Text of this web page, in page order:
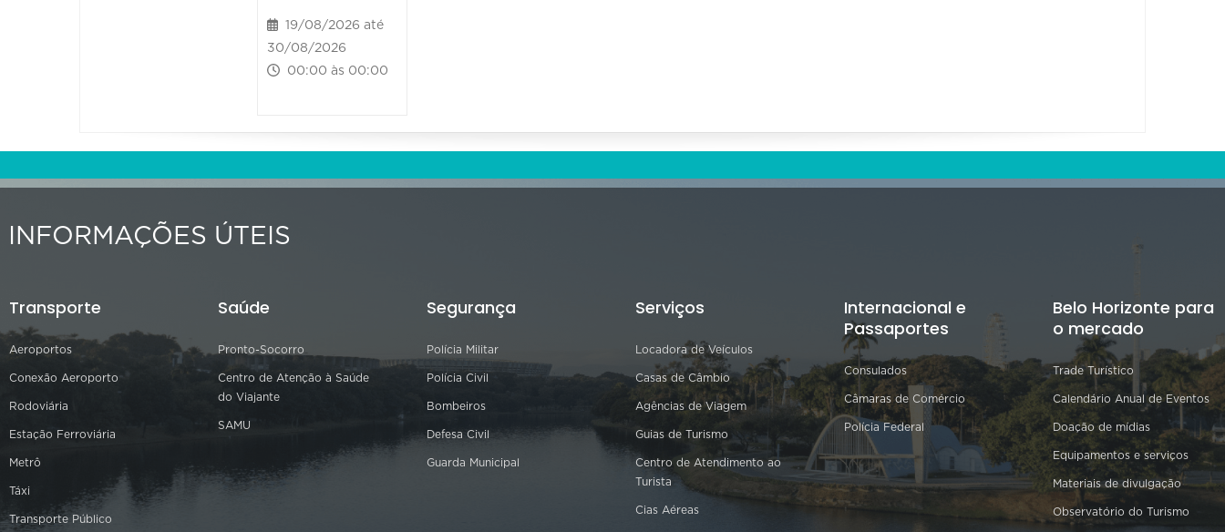
19/08/2026 até
30/08/2026
00:00 às 00:00
INFORMAÇÕES ÚTEIS
Transporte
Aeroportos
Conexão Aeroporto
Rodoviária
Estação Ferroviária
Metrô
Táxi
Transporte Público
Saúde
Pronto-Socorro
Centro de Atenção à Saúde
do Viajante
SAMU
Segurança
Polícia Militar
Polícia Civil
Bombeiros
Defesa Civil
Guarda Municipal
Serviços
Locadora de Veículos
Casas de Câmbio
Agências de Viagem
Guias de Turismo
Centro de Atendimento ao
Turista
Cias Aéreas
Internacional e
Passaportes
Consulados
Câmaras de Comércio
Polícia Federal
Belo Horizonte para
o mercado
Trade Turístico
Calendário Anual de Eventos
Doação de mídias
Equipamentos e serviços
Materiais de divulgação
Observatório do Turismo